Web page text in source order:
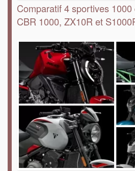
Comparatif 4 sportives
CBR 1000, ZX10R et